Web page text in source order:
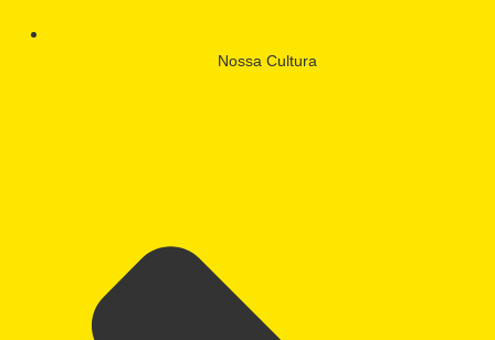
Nossa Cultura